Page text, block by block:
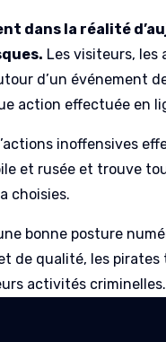
dans la réalité
Les visiteurs, les
d’un événement
action effectuée en
inoffensives
et rusée et trouve
choisies.
bonne posture
de qualité, les
activités criminelles.